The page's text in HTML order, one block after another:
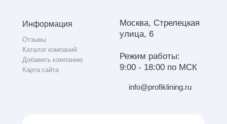
Информация
Отзывы
Каталог компаний
Добавить компанию
Карта сайта
Москва, Стрелецкая
улица, 6
Режим работы:
9:00 - 18:00 по МСК
info@profiklining.ru